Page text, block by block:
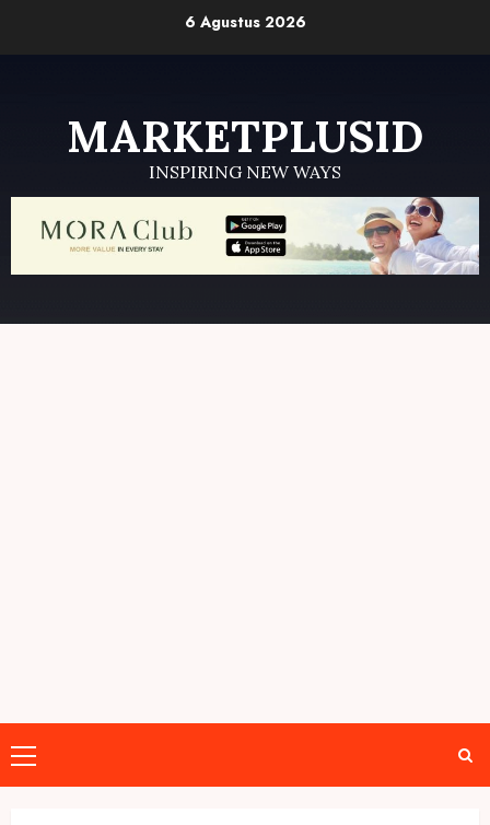
6 Agustus 2026
MARKETPLUSID
INSPIRING NEW WAYS
Primary
Menu